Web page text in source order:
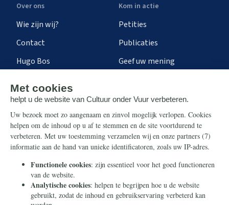
Over ons
Wie zijn wij?
Contact
Hugo Bos
Kom in actie
Petities
Publicaties
Geef uw mening
Steun ons
Nieuwsbrief
Eenmalig
Maandelijks
Periodiek
Info
Contact
Ontvang onze Telegram-
berichten